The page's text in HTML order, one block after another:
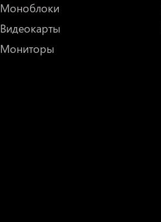
Моноблоки
Видеокарты
Мониторы